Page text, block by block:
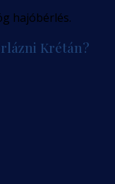
hajóbérlés.
Krétán?